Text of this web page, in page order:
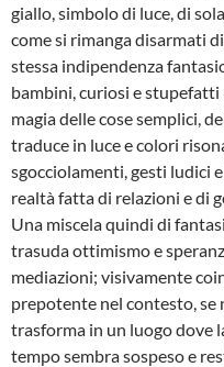
giallo, simbolo di luce, di
come si rimanga disarmati
stessa indipendenza
bambini, curiosi e stupefatti
magia delle cose semplici,
traduce in luce e colori
sgocciolamenti, gesti ludici
realtà fatta di relazioni e di
Una miscela quindi di
trasuda ottimismo e
mediazioni; visivamente
prepotente nel contesto, se
trasforma in un luogo dove
tempo sembra sospeso e